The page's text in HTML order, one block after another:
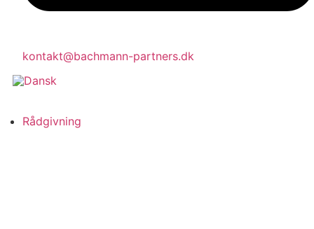
kontakt@bachmann-partners.dk
Rådgivning